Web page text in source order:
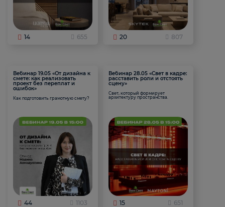
14 655 20 807
Вебинар 19.05 «От дизайна к
смете: как реализовать
проект без переплат и
ошибок»
Как подготовить грамотную смету?
44 1103
Вебинар 28.05 «Свет в кадре:
расставить роли и отстоять
сцену»
Свет, который формирует
архитектуру пространства.
15 651